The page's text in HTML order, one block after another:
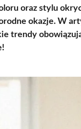
oraz stylu
okazje. W
trendy